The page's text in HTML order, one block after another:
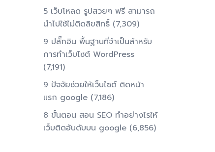
5 เว็บโหลด รูปสวยๆ ฟรี สามารถ
นำไปใช้ไม่ติดลิขสิทธิ์ (7,309)
9 ปลั๊กอิน พื้นฐานที่จำเป็นสำหรับ
การทําเว็บไซต์ WordPress
(7,191)
9 ปัจจัยช่วยให้เว็บไซต์ ติดหน้า
แรก google (7,186)
8 ขั้นตอน สอน SEO ทําอย่างไรให้
เว็บติดอันดับบน google (6,856)